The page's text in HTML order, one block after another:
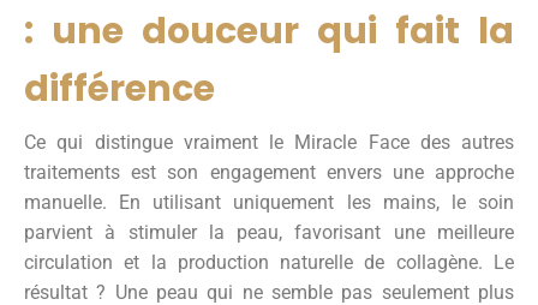
: une douceur qui fait la
différence
Ce qui distingue vraiment le Miracle Face des autres
traitements est son engagement envers une approche
manuelle. En utilisant uniquement les mains, le soin
parvient à stimuler la peau, favorisant une meilleure
circulation et la production naturelle de collagène. Le
résultat ? Une peau qui ne semble pas seulement plus